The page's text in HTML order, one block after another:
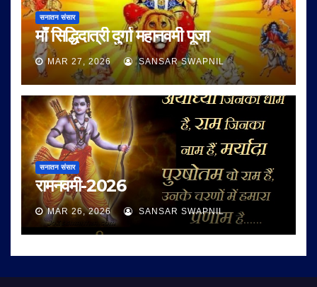
सनातन संसार
माँ सिद्धिदात्री दुर्गा महानवमी पूजा
MAR 27, 2026 SANSAR SWAPNIL
सनातन संसार
रामनवमी-2026
MAR 26, 2026 SANSAR SWAPNIL